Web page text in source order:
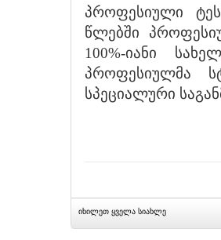
პროფესიული
წლებში
100%-იანი
პროფესიულმა
სპეციალური
იხილეთ ყველა სიახლე